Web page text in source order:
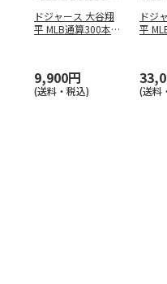
ドジャース 大谷翔
平 MLB通算300本塁
9,900円
(送料・税込)
ドジ
平
(送料